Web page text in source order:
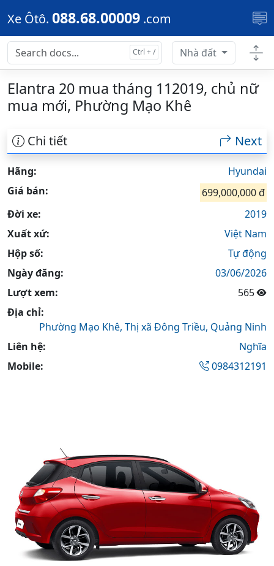
Skip to main content
Xe Ôtô. 088.68.00009 .com
Nhà đất
Elantra 20 mua tháng 112019, chủ nữ
mua mới, Phường Mạo Khê
Chi tiết Next
Hãng:
Hyundai
Giá bán:
699,000,000 đ
Đời xe:
2019
Xuất xứ:
Việt Nam
Hộp số:
Tự động
Ngày đăng:
03/06/2026
Lượt xem:
565
Địa chỉ:
Phường Mạo Khê, Thị xã Đông Triều, Quảng Ninh
Liên hệ:
Nghĩa
Mobile:
0984312191